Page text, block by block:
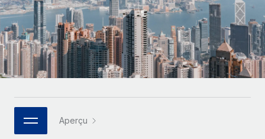
INFRASTRUCTURE
Intégration Remote
Intégrez vos RH aux flux de travail en toute simplicité
Plateforme
Des fonctions RH clés intégrées pour votre équipe
Connectez n'importe quel outil d’IA à Remote grâce à
notre MCP
Des solutions agiles et internationales pour les RH et la
paie des entreprises en pleine croissance
Entreprises intermédiaires
Développez vos équipes avec des solutions RH sur
mesure
Entreprise
Les RH à l’international pour les grandes entreprises
APPRENDRE AVEC REMOTE
Recherche et guides
Études de cas
Checklists et modèles
Descriptions de postes
Español
Italiano
Português (Portugal)
日本語
한국어
Aperçu